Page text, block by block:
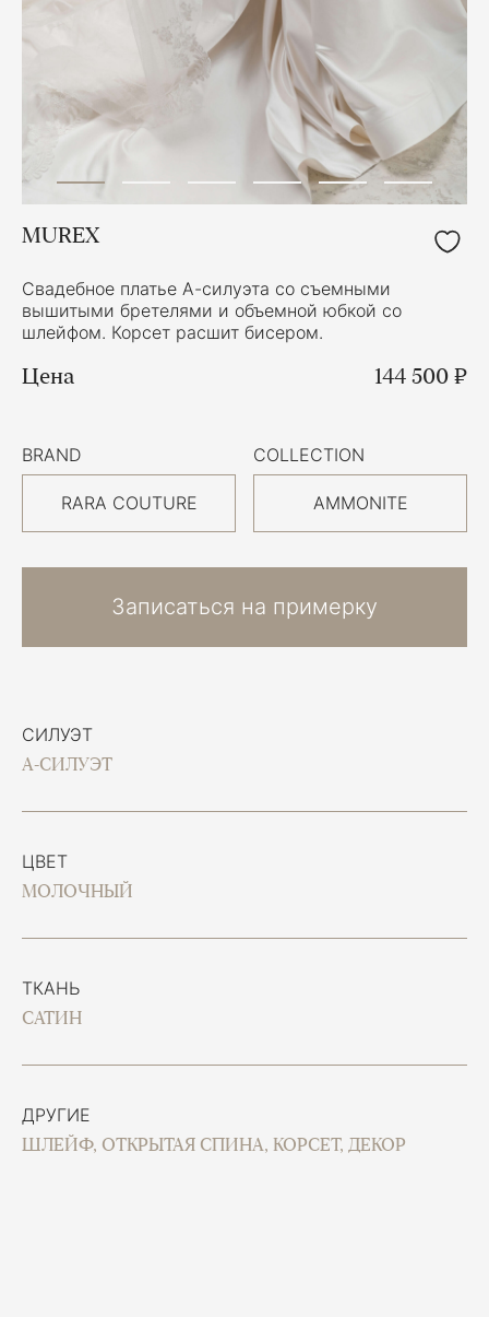
СИЛУЭТ
А-СИЛУЭТ
ЦВЕТ
МОЛОЧНЫЙ
ТКАНЬ
САТИН
ДРУГИЕ
ШЛЕЙФ, ОТКРЫТАЯ СПИНА, КОРСЕТ, ДЕКОР
MUREX
Свадебное платье А-силуэта со съемными
вышитыми бретелями и объемной юбкой со
шлейфом. Корсет расшит бисером.
Цена 144 500 ₽
BRAND
RARA COUTURE
COLLECTION
AMMONITE
Записаться на примерку